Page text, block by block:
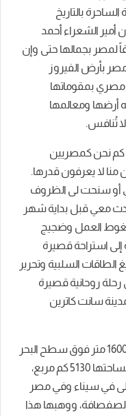
بالتاريخ
أمير الشعراء أحمد
لمصر بجمالها حتى وإن
بأرض الفيروز
مصري بمقوماتها
أرضها ومعالمها
لا تُنافس.
كم نحن كمصريين
منا لا يعرفون قدرها.
أو سنحت لى الظروف
معي قبل بداية شهر
العمل وضجيج
إلى استراحة قصيرة
الطاقات السلبية وتحرير
روحانية قصيرة
سانت كاترين
تلك المدينة التي تقع على هضبة ترتفع 1600 متر فوق سطح البحر
في قلب محافظة جنوب سيناء، وتبلغ مساحتها 5130 كم مربع،
في سيناء وفي مصر
ووهبها هذا